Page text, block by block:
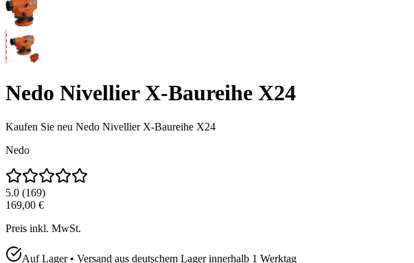
Nedo Nivellier X-Baureihe X24
Kaufen Sie neu Nedo Nivellier X-Baureihe X24
Nedo
5.0 (169)
169,00 €
Preis inkl. MwSt.
Auf Lager • Versand aus deutschem Lager innerhalb 1 Werktag